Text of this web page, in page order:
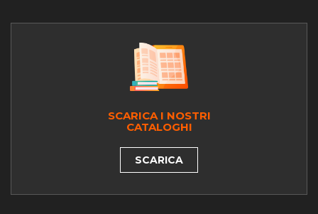
SCARICA I NOSTRI
CATALOGHI
SCARICA